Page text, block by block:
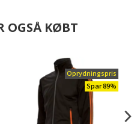
OGSÅ KØBT
Oprydningspris
Spar 89%